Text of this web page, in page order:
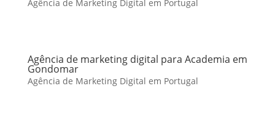
Agência de Marketing Digital em Portugal
Agência de marketing digital para Academia em
Gondomar
Agência de Marketing Digital em Portugal